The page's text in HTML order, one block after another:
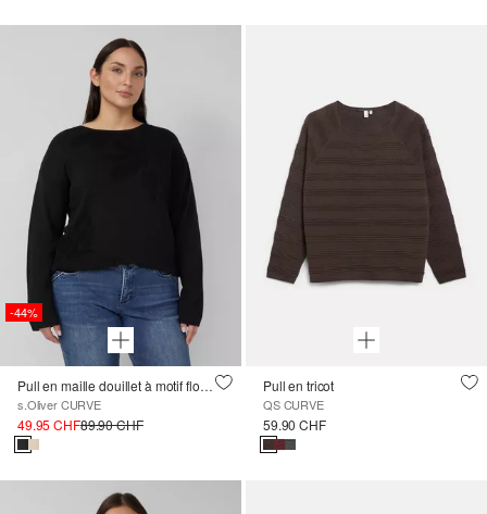
-44%
Pull en maille douillet à motif floral et coupe Regular Fit
s.Oliver CURVE
49.95 CHF89.90 CHF
Pull en tricot
QS CURVE
59.90 CHF